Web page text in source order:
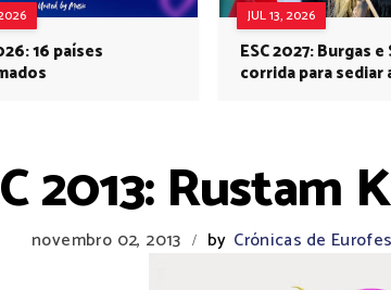
16 países
JUL 13, 2026
ESC 2027: Burgas
corrida para sediar
2013:
novembro 02, 2013 / by Crónicas de